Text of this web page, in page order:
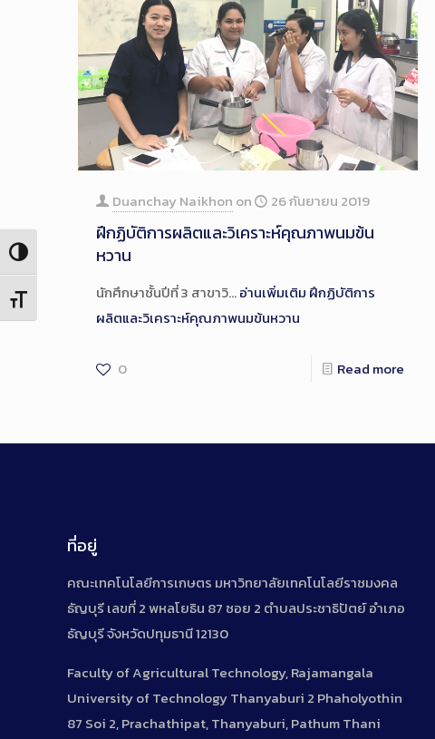
Toggle High Contrast
Toggle Font size
Duanchay Naikhon on 26 กันยายน 2019
ฝึกฏิบัติการผลิตและวิเคราะห์คุณภาพนมข้น
หวาน
นักศึกษาชั้นปีที่ 3 สาขาวิ…อ่านเพิ่มเติม ฝึกฏิบัติการ
ผลิตและวิเคราะห์คุณภาพนมข้นหวาน
0 Read more
ที่อยู่
คณะเทคโนโลยีการเกษตร มหาวิทยาลัยเทคโนโลยีราชมงคล
ธัญบุรี เลขที่ 2 พหลโยธิน 87 ซอย 2 ตำบลประชาธิปัตย์ อำเภอ
ธัญบุรี จังหวัดปทุมธานี 12130
Faculty of Agricultural Technology, Rajamangala
University of Technology Thanyaburi 2 Phaholyothin
87 Soi 2, Prachathipat, Thanyaburi, Pathum Thani